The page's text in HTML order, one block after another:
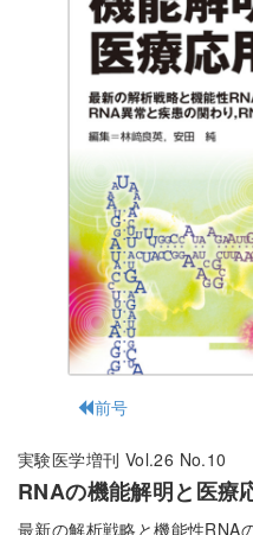
前号
実験医学増刊 Vol.26 No.10
RNAの機能解明と医療
最新の解析戦略と機能性RNA